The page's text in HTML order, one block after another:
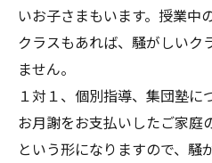
いお子さまもいます。授業中
クラスもあれば、騒がしいク
ません。
１対１、個別指導、集団塾に
お月謝をお支払いしたご家庭
という形になりますので、騒